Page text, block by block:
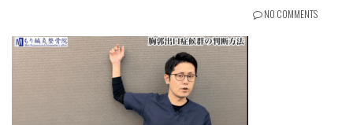
NO COMMENTS